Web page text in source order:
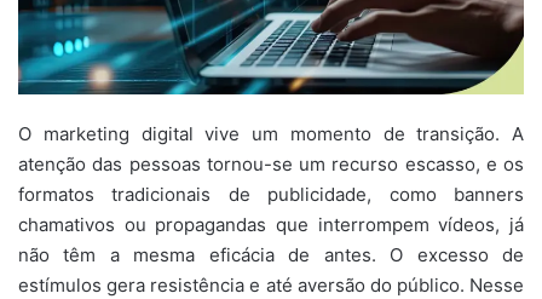
O marketing digital vive um momento de transição. A
atenção das pessoas tornou-se um recurso escasso, e os
formatos tradicionais de publicidade, como banners
chamativos ou propagandas que interrompem vídeos, já
não têm a mesma eficácia de antes. O excesso de
estímulos gera resistência e até aversão do público. Nesse